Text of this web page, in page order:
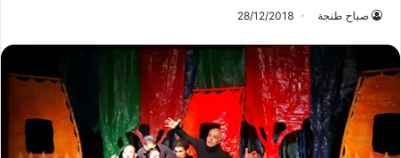
صباح طنجة 28/12/2018